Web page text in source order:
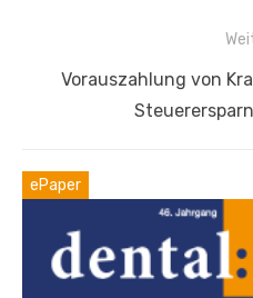
Nächster
Vorauszahlung von
ePaper